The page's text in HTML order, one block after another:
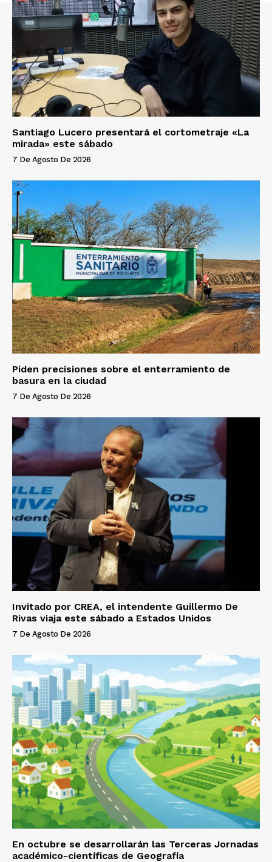
Santiago Lucero presentará el cortometraje «La
mirada» este sábado
7 De Agosto De 2026
Piden precisiones sobre el enterramiento de
basura en la ciudad
7 De Agosto De 2026
Invitado por CREA, el intendente Guillermo De
Rivas viaja este sábado a Estados Unidos
7 De Agosto De 2026
En octubre se desarrollarán las Terceras Jornadas
académico-científicas de Geografía